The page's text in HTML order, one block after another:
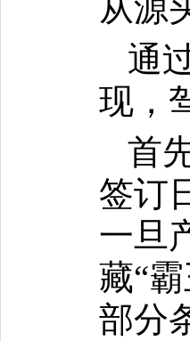
从源
通
现，
首
签订
一旦
藏“
部分